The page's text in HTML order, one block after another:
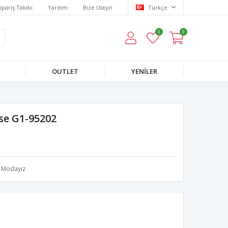
Takibi Yardım Bize Ulaşın Türkçe
0 0
OUTLET YENILER
G1-95202
Modayız